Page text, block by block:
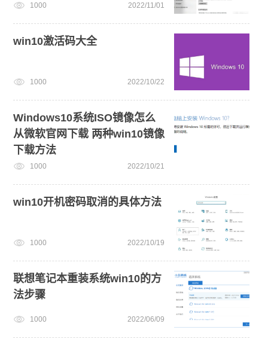
1000 2022/11/01
win10激活码大全
1000 2022/10/22
Windows10系统ISO镜像怎么
从微软官网下载 两种win10镜像
下载方法
1000 2022/10/21
win10开机密码取消的具体方法
1000 2022/10/19
联想笔记本重装系统win10的方
法步骤
1000 2022/06/09